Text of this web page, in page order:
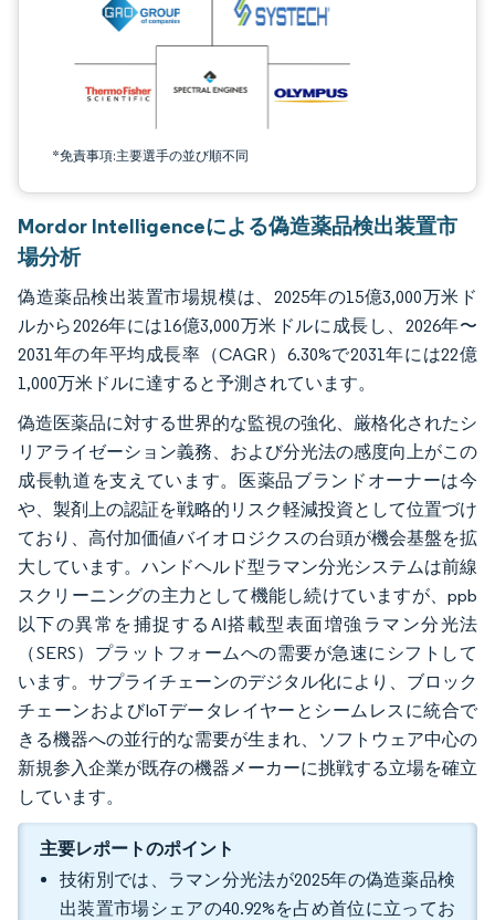
*免責事項:主要選手の並び順不同
Mordor Intelligenceによる偽造薬品検出装置市
場分析
偽造薬品検出装置市場規模は、2025年の15億3,000万米ド
ルから2026年には16億3,000万米ドルに成長し、2026年〜
2031年の年平均成長率（CAGR）6.30%で2031年には22億
1,000万米ドルに達すると予測されています。
偽造医薬品に対する世界的な監視の強化、厳格化されたシ
リアライゼーション義務、および分光法の感度向上がこの
成長軌道を支えています。医薬品ブランドオーナーは今
や、製剤上の認証を戦略的リスク軽減投資として位置づけ
ており、高付加価値バイオロジクスの台頭が機会基盤を拡
大しています。ハンドヘルド型ラマン分光システムは前線
スクリーニングの主力として機能し続けていますが、ppb
以下の異常を捕捉するAI搭載型表面増強ラマン分光法
（SERS）プラットフォームへの需要が急速にシフトして
います。サプライチェーンのデジタル化により、ブロック
チェーンおよびIoTデータレイヤーとシームレスに統合で
きる機器への並行的な需要が生まれ、ソフトウェア中心の
新規参入企業が既存の機器メーカーに挑戦する立場を確立
しています。
主要レポートのポイント
技術別では、ラマン分光法が2025年の偽造薬品検
出装置市場シェアの40.92%を占め首位に立ってお